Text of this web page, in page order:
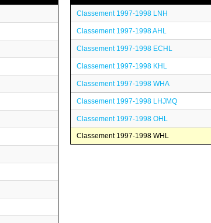
Classement 1997-1998 LNH
Classement 1997-1998 AHL
Classement 1997-1998 ECHL
Classement 1997-1998 KHL
Classement 1997-1998 WHA
Classement 1997-1998 LHJMQ
Classement 1997-1998 OHL
Classement 1997-1998 WHL